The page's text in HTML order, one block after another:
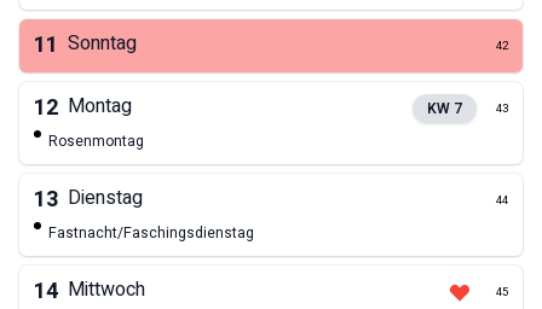
11 Sonntag 42
12 Montag KW 7 43
Rosenmontag
13 Dienstag 44
Fastnacht/Faschingsdienstag
14 Mittwoch 45